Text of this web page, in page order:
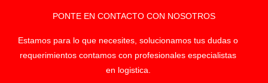
PONTE EN CONTACTO CON NOSOTROS
Estamos para lo que necesites, solucionamos tus dudas o
requerimientos contamos con profesionales especialistas
en logistica.